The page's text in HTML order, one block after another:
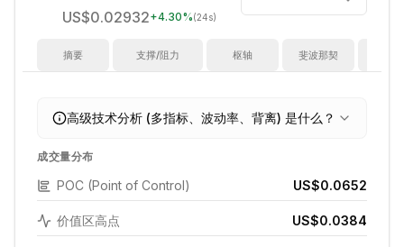
US$0.02932+4.30%(24s)
摘要 支撑/阻力 枢轴 斐波那契
高级技术分析 (多指标、波动率、背离) 是什么？
成交量分布
POC (Point of Control) US$0.0652
价值区高点 US$0.0384